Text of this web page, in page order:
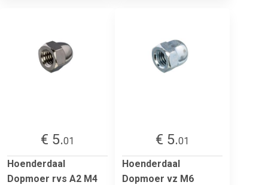
€ 5.01
Hoenderdaal
Dopmoer rvs A2 M4
€ 5.01
Hoenderdaal
Dopmoer vz M6